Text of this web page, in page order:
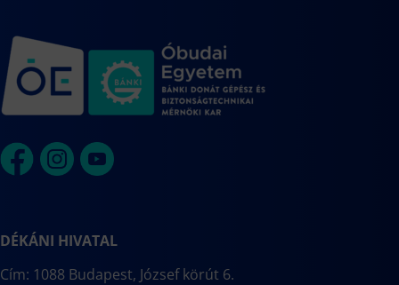
DÉKÁNI HIVATAL
Cím: 1088 Budapest, József körút 6.